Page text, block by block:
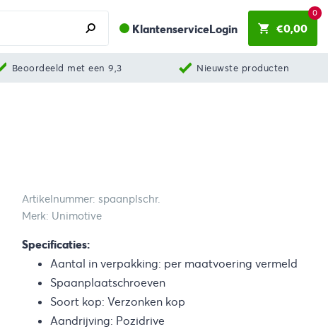
KlantenserviceLogin €0,00
0
Beoordeeld met een 9,3 Nieuwste producten
Artikelnummer: spaanplschr.
Merk: Unimotive
Specificaties:
Aantal in verpakking: per maatvoering vermeld
Spaanplaatschroeven
Soort kop: Verzonken kop
Aandrijving: Pozidrive